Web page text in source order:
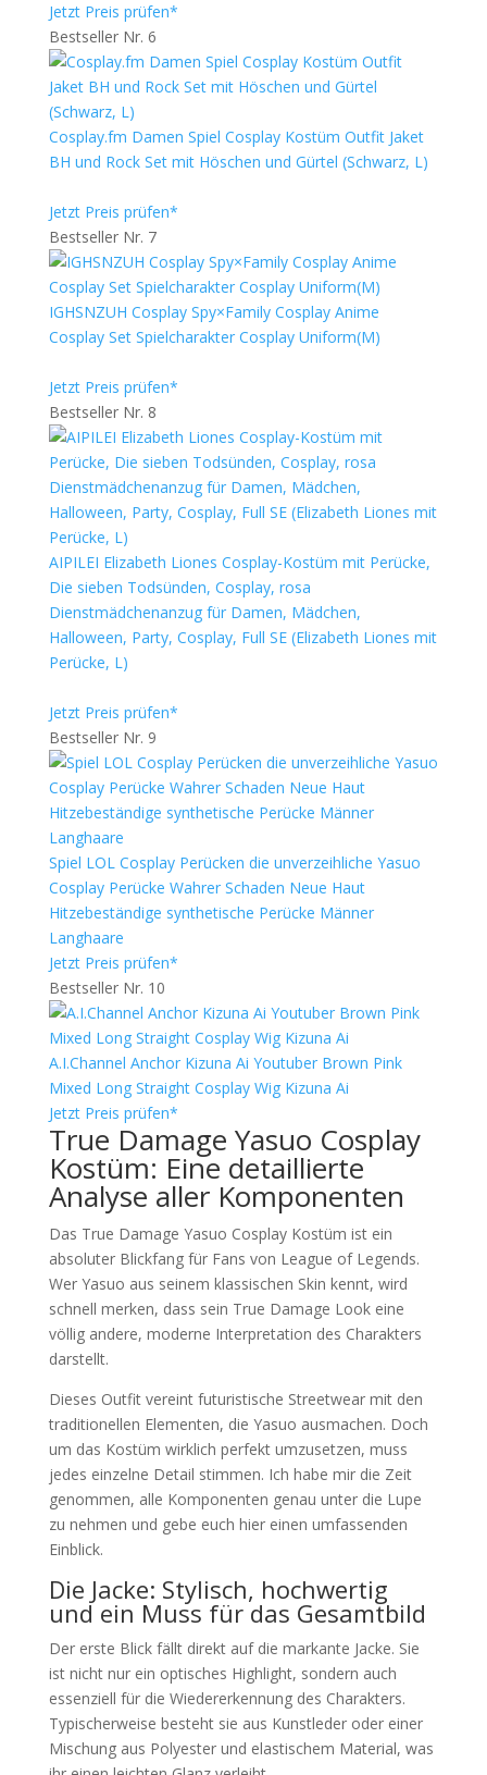
Jetzt Preis prüfen*
Bestseller Nr. 6
Cosplay.fm Damen Spiel Cosplay Kostüm Outfit Jaket
BH und Rock Set mit Höschen und Gürtel (Schwarz, L)
Jetzt Preis prüfen*
Bestseller Nr. 7
IGHSNZUH Cosplay Spy×Family Cosplay Anime
Cosplay Set Spielcharakter Cosplay Uniform(M)
Jetzt Preis prüfen*
Bestseller Nr. 8
AIPILEI Elizabeth Liones Cosplay-Kostüm mit Perücke,
Die sieben Todsünden, Cosplay, rosa
Dienstmädchenanzug für Damen, Mädchen,
Halloween, Party, Cosplay, Full SE (Elizabeth Liones mit
Perücke, L)
Jetzt Preis prüfen*
Bestseller Nr. 9
Spiel LOL Cosplay Perücken die unverzeihliche Yasuo
Cosplay Perücke Wahrer Schaden Neue Haut
Hitzebeständige synthetische Perücke Männer
Langhaare
Jetzt Preis prüfen*
Bestseller Nr. 10
A.I.Channel Anchor Kizuna Ai Youtuber Brown Pink
Mixed Long Straight Cosplay Wig Kizuna Ai
Jetzt Preis prüfen*
True Damage Yasuo Cosplay
Kostüm: Eine detaillierte
Analyse aller Komponenten
Das True Damage Yasuo Cosplay Kostüm ist ein
absoluter Blickfang für Fans von League of Legends.
Wer Yasuo aus seinem klassischen Skin kennt, wird
schnell merken, dass sein True Damage Look eine
völlig andere, moderne Interpretation des Charakters
darstellt.
Dieses Outfit vereint futuristische Streetwear mit den
traditionellen Elementen, die Yasuo ausmachen. Doch
um das Kostüm wirklich perfekt umzusetzen, muss
jedes einzelne Detail stimmen. Ich habe mir die Zeit
genommen, alle Komponenten genau unter die Lupe
zu nehmen und gebe euch hier einen umfassenden
Einblick.
Die Jacke: Stylisch, hochwertig
und ein Muss für das Gesamtbild
Der erste Blick fällt direkt auf die markante Jacke. Sie
ist nicht nur ein optisches Highlight, sondern auch
essenziell für die Wiedererkennung des Charakters.
Typischerweise besteht sie aus Kunstleder oder einer
Mischung aus Polyester und elastischem Material, was